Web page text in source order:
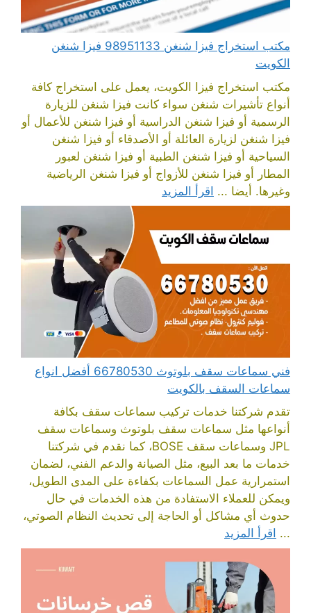
مكتب استخراج فيزا شنغن 98951133 فيزا شنغن
الكويت
مكتب استخراج فيزا الكويت، يعمل على استخراج كافة
أنواع تأشيرات شنغن سواء كانت فيزا شنغن للزيارة
الرسمية أو فيزا شنغن الدراسية أو فيزا شنغن للأعمال أو
فيزا شنغن لزيارة العائلة أو الأصدقاء أو فيزا شنغن
السياحية أو فيزا شنغن الطبية أو فيزا شنغن لعبور
المطار أو فيزا شنغن للأزواج أو فيزا شنغن الرياضية
وغيرها. أيضا ... اقرأ المزيد
فني سماعات سقف بلوتوث 66780530 أفضل انواع
سماعات السقف بالكويت
تقدم شركتنا خدمات تركيب سماعات سقف بكافة
أنواعها مثل سماعات سقف بلوتوث وسماعات سقف
JPL وسماعات سقف BOSE، كما نقدم في شركتنا
خدمات ما بعد البيع، مثل الصيانة والدعم الفني، لضمان
استمرارية عمل السماعات بكفاءة على المدى الطويل،
ويمكن للعملاء الاستفادة من هذه الخدمات في حال
حدوث أي مشاكل أو الحاجة إلى تحديث النظام الصوتي،
... اقرأ المزيد